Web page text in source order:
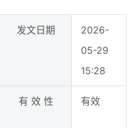
发文日期
2026-
05-29
15:28
有 效 性 有效